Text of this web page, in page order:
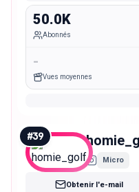
50.0K
Abonnés
-
Vues moyennes
#39
Micro
Obtenir l'e-mail